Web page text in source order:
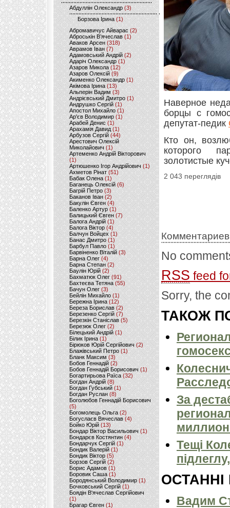
Абдуллін Олександр (3)
Борзова Ірина(1)
Абромавичус Айварас (2)
Аброськін В’ячеслав(1)
Аваков Арсен (318)
Аврамов Іван (7)
Адамовський Андрій(2)
Адаріч Олександр (1)
Азаров Микола (12)
Азаров Олексій (9)
Акименко Олександр(1)
Акімова Ірина(13)
Альперін Вадим (3)
Андрієвський Дмитро(1)
Андрушко Сергій(1)
Апостол Михайло(1)
Ар'єв Володимир (1)
Арабей Денис(1)
Арахамія Давид (1)
Арбузов Сергій (44)
Арестович Олексій
Миколайович(1)
Артеменко Андрій Вікторович
(1)
Артюшенко Ігор Андрійович(1)
Ахметов Рінат(51)
Бабак Олена(1)
Баганець Олексій(6)
Багрій Петро (3)
Баканов Іван(2)
Бакулін Євген (4)
Баленко Артур(1)
Балицький Євген(7)
Балога Андрій (1)
Балога Віктор (4)
Балчун Войцех (1)
Банас Дмитро (1)
Барбул Павло(1)
Барвіненко Віталій(3)
Барна Олег (4)
Барна Степан (2)
Баулін Юрій (2)
Бахматюк Олег (91)
Бахтеєва Тетяна(55)
Бачун Олег (3)
Бейлін Михайло (1)
Бережна Ірина(12)
Береза Борислав(2)
Березенко Сергій (7)
Березкін Станіслав (5)
Березюк Олег(2)
Білецький Андрій (1)
Білик Ірина (1)
Бірюков Юрій Сергійович (2)
Блажівський Петро (1)
Бланк Максим(3)
Бобов Геннадій (2)
Бобов Геннадій Борисович (1)
Богартирьова Раїса (32)
Богдан Андрій(8)
Богдан Губський (1)
Богдан Руслан(8)
Боголюбов Геннадій Борисович
(5)
Богомолець Ольга (2)
Богуслаєв Вячеслав (4)
Бойко Юрій (13)
Бондар Віктор Васильович (1)
Бондарєв Костянтин (4)
Бондарчук Сергій(1)
Бондик Валерій (1)
Бондик Віктор(5)
Борзов Сергiй (2)
Борис Адамов(1)
Боровик Саша (1)
Бородянський Володимир (1)
Бочковський Сергій (1)
Боядін В'ячеслав Сергійович
(1)
Брагар Євген (1)
Наверное
борцы с
депутат-педик
Кто он,
которого
золотистые
2 043 переглядів
No
RSS feed
Sorry, the
ТАКОЖ
За
Тещі
ОСТАННІ
Вадим